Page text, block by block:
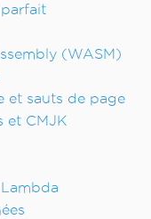
(WASM)
et sauts de page
et CMJK